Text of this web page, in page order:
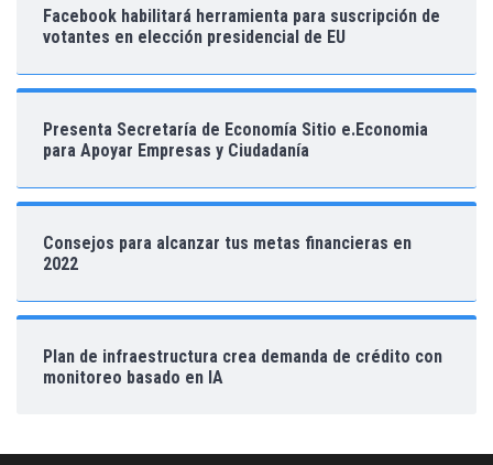
Facebook habilitará herramienta para suscripción de
votantes en elección presidencial de EU
Presenta Secretaría de Economía Sitio e.Economia
para Apoyar Empresas y Ciudadanía
Consejos para alcanzar tus metas financieras en
2022
Plan de infraestructura crea demanda de crédito con
monitoreo basado en IA